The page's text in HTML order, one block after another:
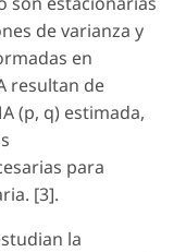
de varianza y
en
resultan de
(p, q) estimada,
para
[3].
la